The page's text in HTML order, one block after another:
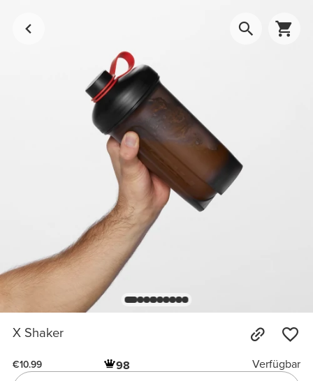
X Shaker
€10.99 98
Verfügbar